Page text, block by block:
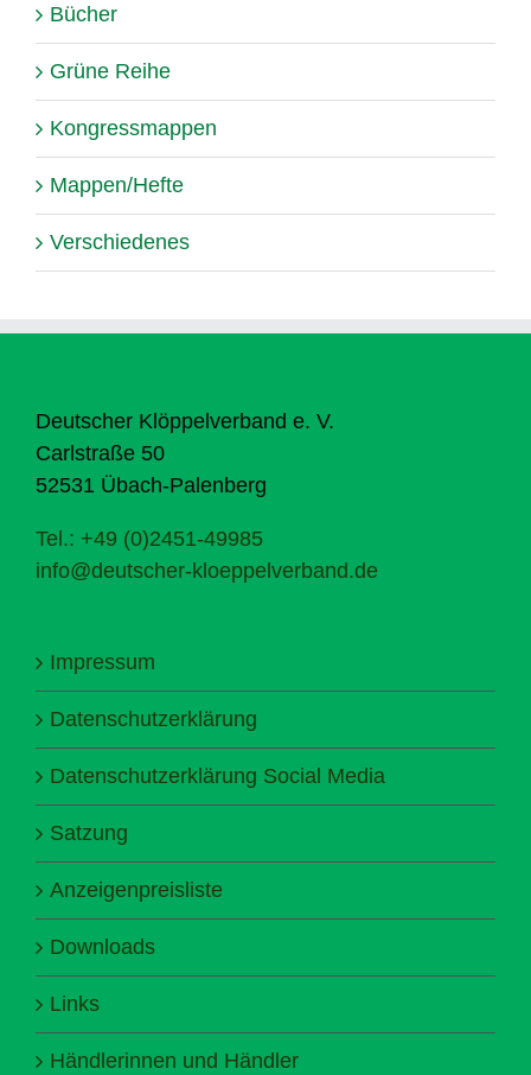
Bücher
Grüne Reihe
Kongressmappen
Mappen/Hefte
Verschiedenes
Deutscher Klöppelverband e. V.
Carlstraße 50
52531 Übach-Palenberg
Tel.: +49 (0)2451-49985
info@deutscher-kloeppelverband.de
Impressum
Datenschutzerklärung
Datenschutzerklärung Social Media
Satzung
Anzeigenpreisliste
Downloads
Links
Händlerinnen und Händler